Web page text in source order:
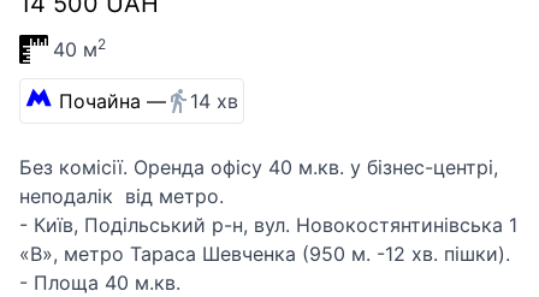
40 м2
Почайна — 14 хв
Без комісії. Оренда офісу 40 м.кв. у бізнес-центрі,
неподалік від метро.
- Київ, Подільський р-н, вул. Новокостянтинівська 1
«В», метро Тараса Шевченка (950 м. -12 хв. пішки).
- Площа 40 м.кв.